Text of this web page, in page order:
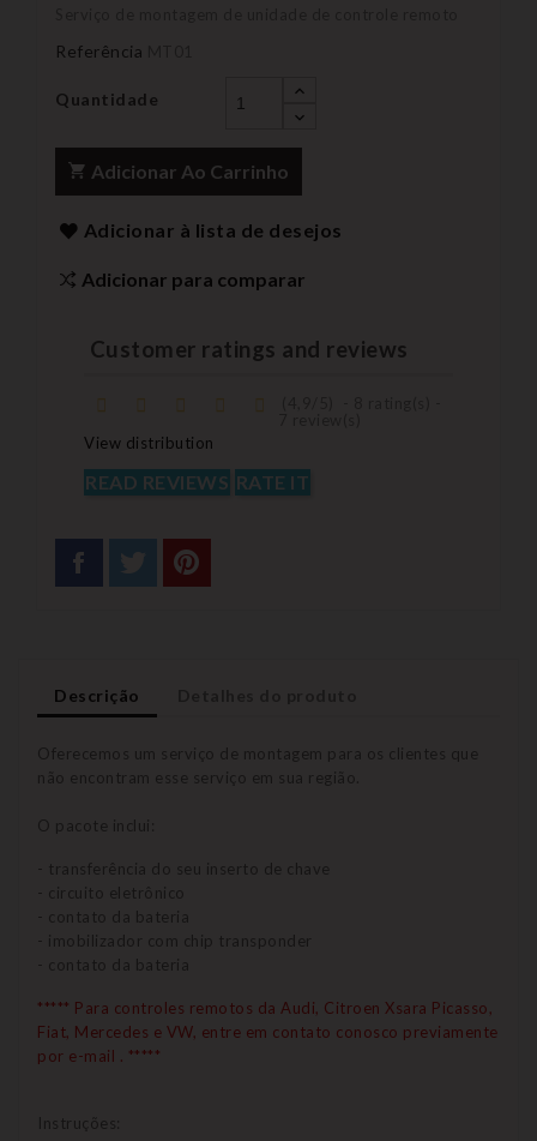
Referência
Quantidade
Adicionar Ao Carrinho
Adicionar à lista de desejos
Adicionar para comparar
Customer ratings and reviews
View distribution
READ REVIEWS RATE IT
Descrição
Oferecemos um serviço de montagem para os clientes que
não encontram esse serviço em sua região.
O pacote inclui:
- transferência do seu inserto de chave
- circuito eletrônico
- contato da bateria
- imobilizador com chip transponder
- contato da bateria
***** Para controles remotos da Audi, Citroen Xsara Picasso,
Fiat, Mercedes e VW, entre em contato conosco previamente
por e-mail . *****
Instruções: